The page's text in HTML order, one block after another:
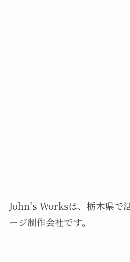
John’s Worksは、栃木県で
ージ制作会社です。